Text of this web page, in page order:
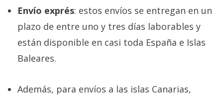
Envío exprés: estos envíos se entregan en un
plazo de entre uno y tres días laborables y
están disponible en casi toda España e Islas
Baleares.
Además, para envíos a las islas Canarias,